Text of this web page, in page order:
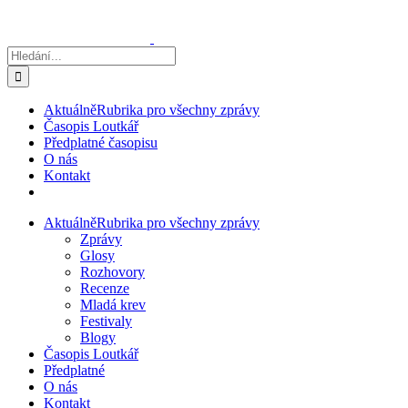
obsah
Hledat:
AktuálněRubrika pro všechny zprávy
Časopis Loutkář
Předplatné časopisu
O nás
Kontakt
AktuálněRubrika pro všechny zprávy
Zprávy
Glosy
Rozhovory
Recenze
Mladá krev
Festivaly
Blogy
Časopis Loutkář
Předplatné
O nás
Kontakt